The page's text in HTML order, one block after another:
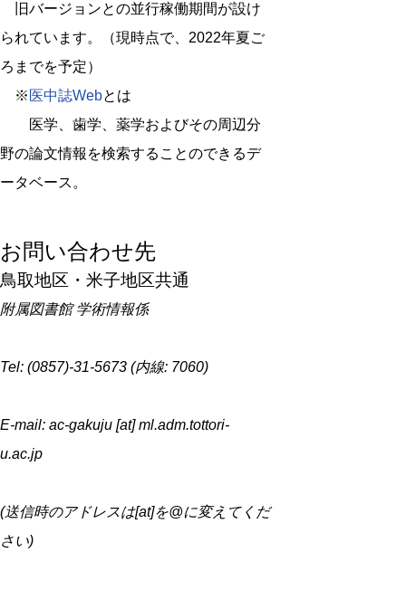
旧バージョンとの並行稼働期間が設け
られています。（現時点で、2022年夏ご
ろまでを予定）
※ 医中誌Webとは
医学、歯学、薬学およびその周辺分
野の論文情報を検索することのできるデ
ータベース。
お問い合わせ先
鳥取地区・米子地区共通
附属図書館 学術情報係
Tel: (0857)-31-5673 (内線: 7060)
E-mail: ac-gakuju [at] ml.adm.tottori-
u.ac.jp
(送信時のアドレスは[at]を@に変えてくだ
さい)